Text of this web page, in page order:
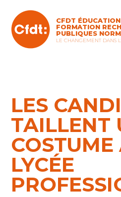
content
CFDT ÉDUCATION
FORMATION
PUBLIQUES
LE CHANGEMENT DANS
LES
TAILLENT
COSTUME
LYCÉE